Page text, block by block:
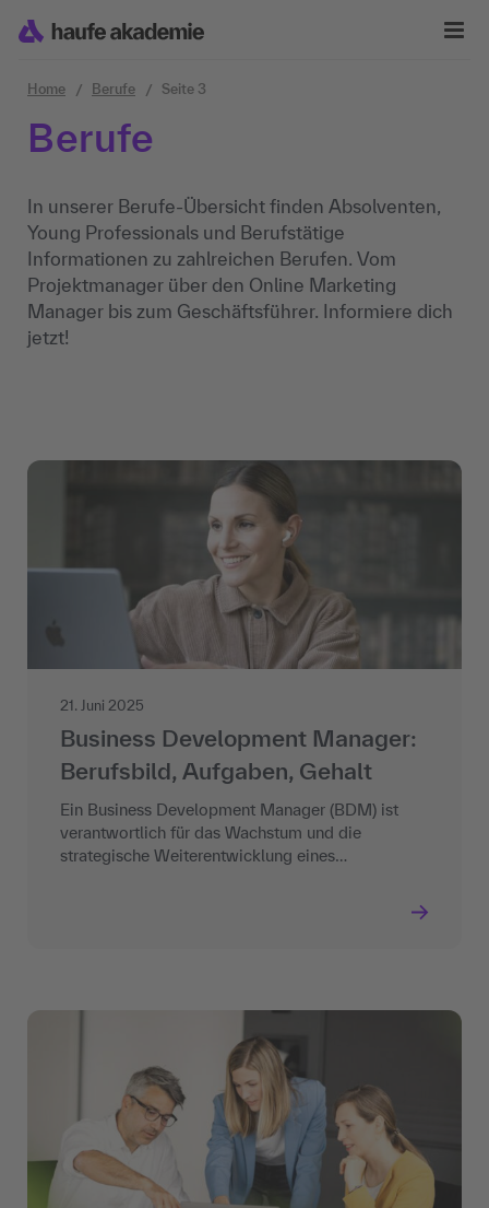
Home Berufe Seite 3
Berufe
In unserer Berufe-Übersicht finden Absolventen,
Young Professionals und Berufstätige
Informationen zu zahlreichen Berufen. Vom
Projektmanager über den Online Marketing
Manager bis zum Geschäftsführer. Informiere dich
jetzt!
21. Juni 2025
Business Development Manager:
Berufsbild, Aufgaben, Gehalt
Ein Business Development Manager (BDM) ist
verantwortlich für das Wachstum und die
strategische Weiterentwicklung eines…